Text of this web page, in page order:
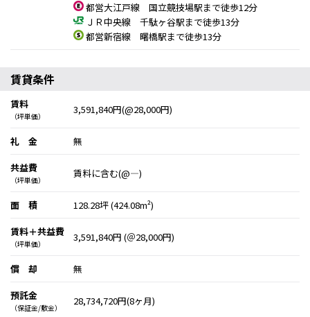
都営大江戸線 国立競技場駅まで徒歩12分
ＪＲ中央線 千駄ヶ谷駅まで徒歩13分
都営新宿線 曙橋駅まで徒歩13分
賃貸条件
賃料
（坪単価）
3,591,840円(@28,000円)
礼 金
無
共益費
（坪単価）
賃料に含む(@―)
面 積
128.28坪 (424.08m²)
賃料＋共益費
（坪単価）
3,591,840円 (＠28,000円)
償 却
無
預託金
（保証金/敷金）
28,734,720円(8ヶ月)